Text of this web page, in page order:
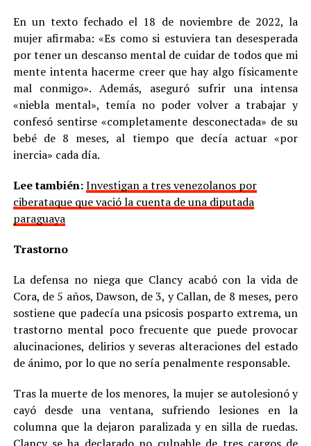
En un texto fechado el 18 de noviembre de 2022, la
mujer afirmaba: «Es como si estuviera tan desesperada
por tener un descanso mental de cuidar de todos que mi
mente intenta hacerme creer que hay algo físicamente
mal conmigo». Además, aseguró sufrir una intensa
«niebla mental», temía no poder volver a trabajar y
confesó sentirse «completamente desconectada» de su
bebé de 8 meses, al tiempo que decía actuar «por
inercia» cada día.
Lee también:Investigan a tres venezolanos por
ciberataque que vació la cuenta de una diputada
paraguaya
Trastorno
La defensa no niega que Clancy acabó con la vida de
Cora, de 5 años, Dawson, de 3, y Callan, de 8 meses, pero
sostiene que padecía una psicosis posparto extrema, un
trastorno mental poco frecuente que puede provocar
alucinaciones, delirios y severas alteraciones del estado
de ánimo, por lo que no sería penalmente responsable.
Tras la muerte de los menores, la mujer se autolesionó y
cayó desde una ventana, sufriendo lesiones en la
columna que la dejaron paralizada y en silla de ruedas.